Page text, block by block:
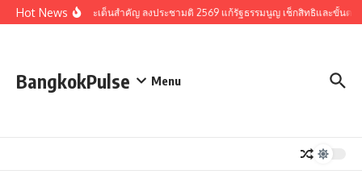
Skip to content
Hot Newsรวมประเด็นสำคัญ ลงประชามติ 2569 แก้รัฐธรรมนูญ เช็กสิทธิและขั้นตอ
BangkokPulse Menu